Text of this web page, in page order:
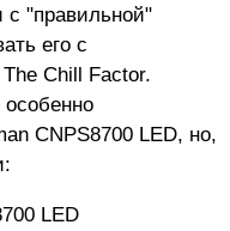
с "правильной"
его с
Chill Factor.
особенно
CNPS8700 LED, но,